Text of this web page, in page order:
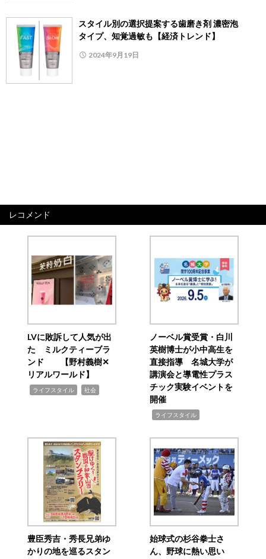
スタイル別の選択提案する歯磨き剤 濃密泡
タイプ、知覚過敏も【経済トレンド】
2024年9月19日
レコメンド
LVに敗訴して人気が出
た ミルクティーブラ
ンド 【野村義樹✕
リアルワールド】
ライフスタイル 社会
ノーベル賞受賞・白川
英樹博士が小中高生を
直接指導 名城大学が
講演会と導電性プラス
チック実験イベントを
開催
ライフスタイル
豊臣秀吉・秀長兄弟ゆ
かりの地を巡るスタン
始球式の杉谷拳士さ
ん、野球に熱い思い